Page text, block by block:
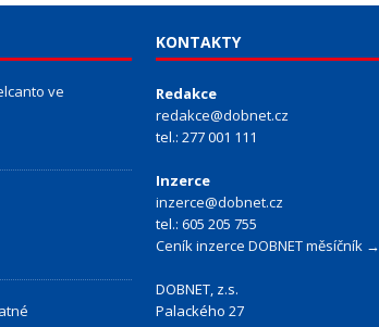
ve
KONTAKTY
Redakce
redakce@dobnet.cz
tel.: 277 001 111
Inzerce
inzerce@dobnet.cz
tel.: 605 205 755
Ceník inzerce DOBNET měsíčník →
DOBNET, z.s.
Palackého 27